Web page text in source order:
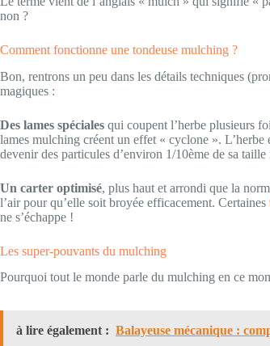
non ?
Comment fonctionne une tondeuse mulching ?
Bon, rentrons un peu dans les détails techniques
magiques :
Des lames spéciales qui coupent l’herbe plusieurs
lames mulching créent un effet « cyclone ». L’herbe
devenir des particules d’environ 1/10ème de sa
Un carter optimisé, plus haut et arrondi que la
l’air pour qu’elle soit broyée efficacement. Certaines
ne s’échappe !
Les super-pouvants du mulching
Pourquoi tout le monde parle du mulching en ce
à lire également : Balayeuse mécanique :